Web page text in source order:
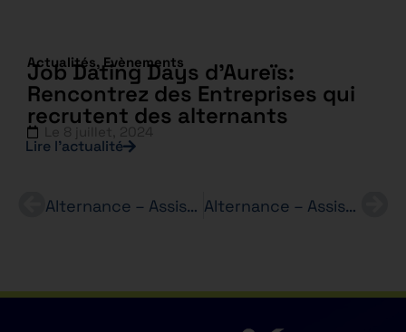
Actualités,Evènements
Job Dating Days d’Aureïs:
Rencontrez des Entreprises qui
recrutent des alternants
Lire l’actualité
Alternance – Assistant Marketing (H/F) – BACHELOR Marketing et Promotion Alternance – Assistant(e) administratif(ve)/direction (H/F) – Entreprise d’hôte et hôtesse d’accueil – BTS SAM